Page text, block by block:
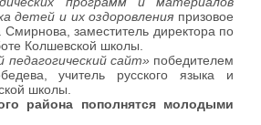
детей и их оздоровления призовое
Смирнова, заместитель директора по
Колшевской школы.
педагогический сайт»победителем
учитель русского языка и
школы.
района пополнятся молодыми